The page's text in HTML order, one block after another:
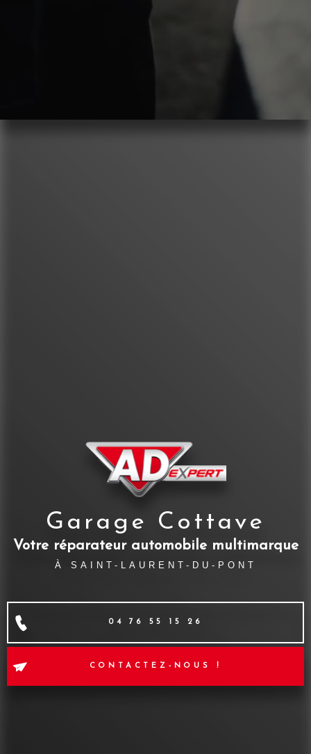
Garage Cottave
Votre réparateur automobile multimarque
À SAINT-LAURENT-DU-PONT
04 76 55 15 26
CONTACTEZ-NOUS !